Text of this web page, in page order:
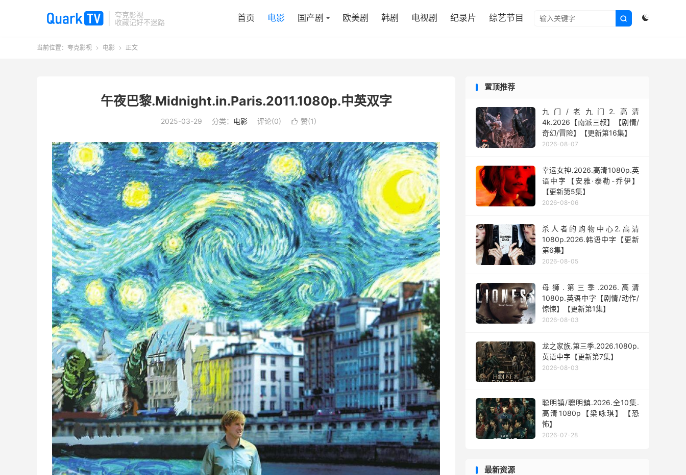
夸克影视
收藏记好不迷路


首页 电影 国产剧 欧美剧 韩剧 电视剧 纪录片 综艺节目
当前位置： 夸克影视  电影  正文
午夜巴黎.Midnight.in.Paris.2011.1080p.中英双字
2025-03-29 分类： 电影 评论(0)  赞(1)
置顶推荐
九门/老九门2.高清
4k.2026【南派三叔】【剧情/
奇幻/冒险】【更新第16集】
2026-08-07
幸运女神.2026.高清1080p.英
语中字【安雅·泰勒-乔伊】
【更新第5集】
2026-08-06
杀人者的购物中心2.高清
1080p.2026.韩语中字【更新
第6集】
2026-08-05
母狮.第三季.2026.高清
1080p.英语中字【剧情/动作/
惊悚】【更新第1集】
2026-08-03
龙之家族.第三季.2026.1080p.
英语中字【更新第7集】
2026-08-03
聪明镇/聰明鎮.2026.全10集.
高清1080p【梁咏琪】【恐
怖】
2026-07-28
最新资源